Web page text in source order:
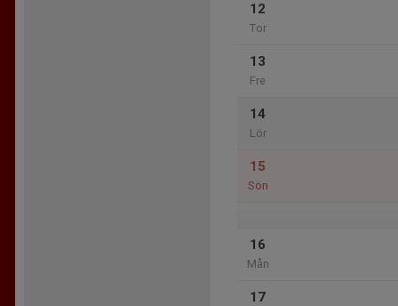
12
Tor
13
Fre
14
Lör
15
Sön
16
Mån
17